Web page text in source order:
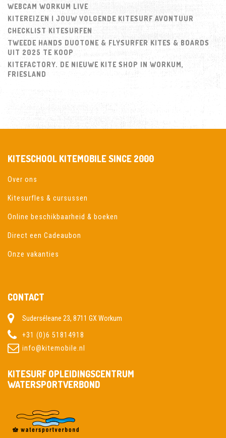
WEBCAM WORKUM LIVE
KITEREIZEN | JOUW VOLGENDE KITESURF AVONTUUR
CHECKLIST KITESURFEN
TWEEDE HANDS DUOTONE & FLYSURFER KITES & BOARDS
UIT 2025 TE KOOP
KITEFACTORY. DE NIEUWE KITE SHOP IN WORKUM,
FRIESLAND
KITESCHOOL KITEMOBILE SINCE 2000
Over ons
Kitesurfles & cursussen
Online beschikbaarheid & boeken
Direct een Cadeaubon
Onze vakanties
CONTACT
Suderséleane 23, 8711 GX Workum
+31 (0)6 51814918
info@kitemobile.nl
KITESURF OPLEIDINGSCENTRUM
WATERSPORTVERBOND